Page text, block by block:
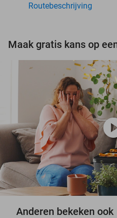
Routebeschrijving
Anderen bekeken ook